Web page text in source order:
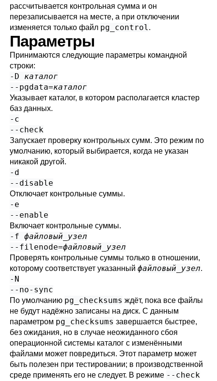
рассчитывается контрольная сумма и он
перезаписывается на месте, а при отключении
изменяется только файл pg_control.
Параметры
Принимаются следующие параметры командной
строки:
-D каталог
--pgdata=каталог
Указывает каталог, в котором располагается кластер
баз данных.
-c
--check
Запускает проверку контрольных сумм. Это режим по
умолчанию, который выбирается, когда не указан
никакой другой.
-d
--disable
Отключает контрольные суммы.
-e
--enable
Включает контрольные суммы.
-f файловый_узел
--filenode=файловый_узел
Проверять контрольные суммы только в отношении,
которому соответствует указанный файловый_узел.
-N
--no-sync
По умолчанию pg_checksums ждёт, пока все файлы
не будут надёжно записаны на диск. С данным
параметром pg_checksums завершается быстрее,
без ожидания, но в случае неожиданного сбоя
операционной системы каталог с изменёнными
файлами может повредиться. Этот параметр может
быть полезен при тестировании; в производственной
среде применять его не следует. В режиме --check